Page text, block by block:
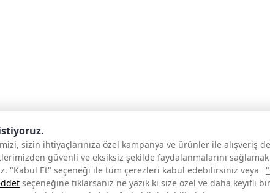
sizin ihtiyaçlarınıza özel kampanya ve ürünler ile alışveriş
güvenli ve eksiksiz şekilde faydalanmalarını
"Kabul Et" seçeneği ile tüm çerezleri kabul edebilirsiniz veya
seçeneğine tıklarsanız ne yazık ki size özel ve daha keyifli